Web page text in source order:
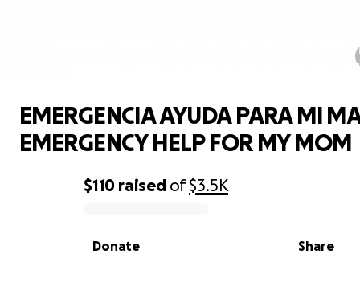
EMERGENCIA AYUDA PARA MI
EMERGENCY HELP FOR MY MOM
0% complete
$110 raised of$3.5K
Share
Donate
EMERGENCIA AYUDA PARA MI
EMERGENCY HELP FOR MY MOM